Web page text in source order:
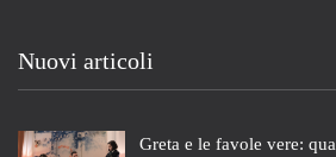
Nuovi articoli
Greta e le favole vere: